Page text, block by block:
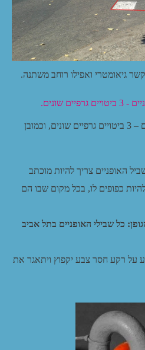
גיאומטרי ואפילו רוחב משתנה.
3 קטעי דרך המיועדים לאופניים – 3 ביטויים גרפיים שונים, וכמובן
האופניים צריך להיות מוכתב
כפופים לו, בכל מקום שבו הם
כל שבילי האופניים בתל אביב
על רקע חסר צבע יקפוץ ויתאגר את